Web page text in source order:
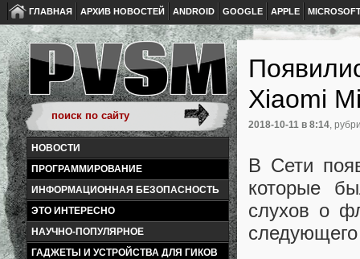
ГЛАВНАЯ АРХИВ НОВОСТЕЙ ANDROID GOOGLE APPLE
НОВОСТИ
ПРОГРАММИРОВАНИЕ
ИНФОРМАЦИОННАЯ БЕЗОПАСНОСТЬ
ЭТО ИНТЕРЕСНО
НАУЧНО-ПОПУЛЯРНОЕ
ГАДЖЕТЫ И УСТРОЙСТВА ДЛЯ ГИКОВ
Xiaomi
2018-10-11 в 8:14,
В Сети
которые
слухов о
следующего